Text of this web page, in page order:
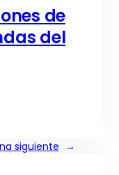
de
del
siguiente →